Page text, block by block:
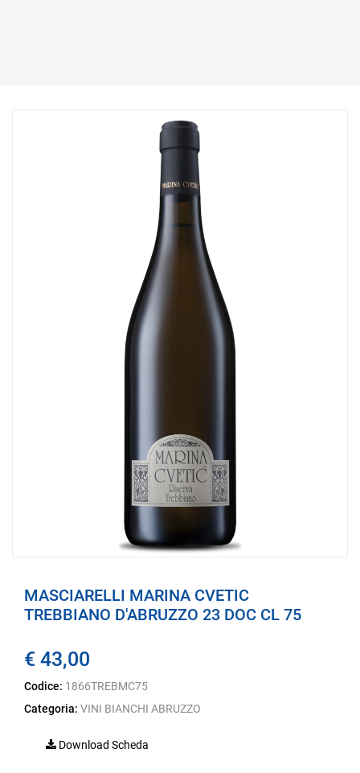
MASCIARELLI MARINA CVETIC
TREBBIANO D'ABRUZZO 23 DOC CL 75
€ 43,00
Codice: 1866TREBMC75
Categoria: VINI BIANCHI ABRUZZO
Download Scheda